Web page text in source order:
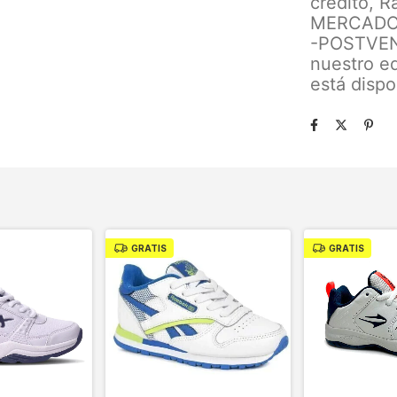
-
nuestro
está
GRATIS GRATIS